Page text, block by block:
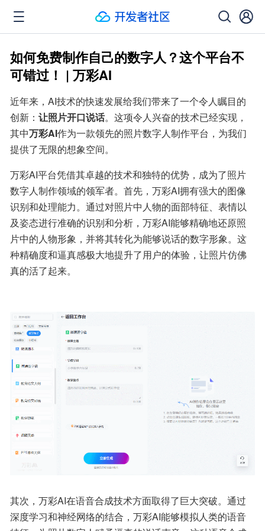
如何免费制作自己的数字人？这个平台不
可错过！ | 万彩AI
近年来，AI技术的快速发展给我们带来了一个令人瞩目的
创新： 让照片开口说话。这项令人兴奋的技术已经实现，
其中万彩AI作为一款领先的照片数字人制作平台，为我们
提供了无限的想象空间。
万彩AI平台凭借其卓越的技术和独特的优势，成为了照片
数字人制作领域的领军者。首先，万彩AI拥有强大的图像
识别和处理能力。通过对照片中人物的面部特征、表情以
及姿态进行准确的识别和分析，万彩AI能够精确地还原照
片中的人物形象，并将其转化为能够说话的数字形象。这
种精确度和逼真感极大地提升了用户的体验，让照片仿佛
真的活了起来。
其次，万彩AI在语音合成技术方面取得了巨大突破。通过
深度学习和神经网络的结合，万彩AI能够模拟人类的语音